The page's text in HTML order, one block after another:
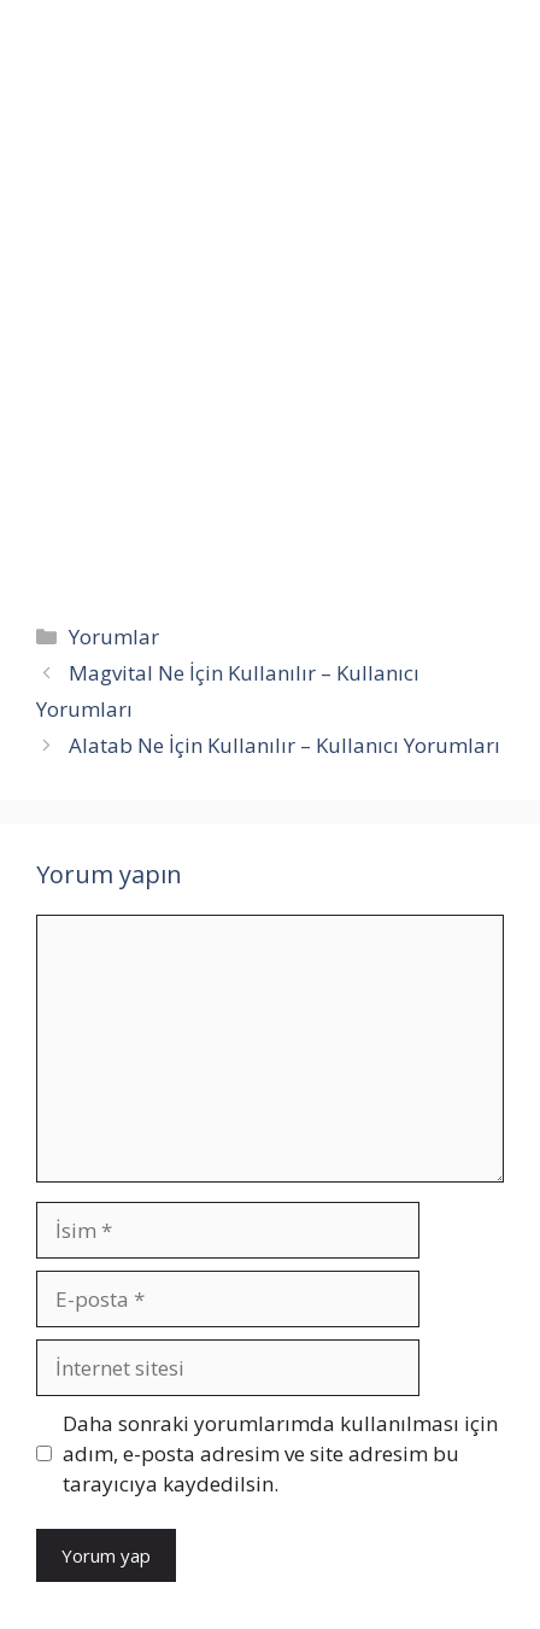
Kategoriler
Yorumlar
Magvital Ne İçin Kullanılır – Kullanıcı
Yorumları
Alatab Ne İçin Kullanılır – Kullanıcı Yorumları
Yorum yapın
İsim
posta
İnternet
sitesi
Daha sonraki yorumlarımda kullanılması için
adım, e-posta adresim ve site adresim bu
tarayıcıya kaydedilsin.